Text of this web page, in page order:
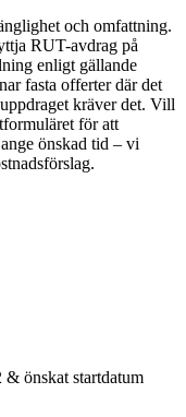
och omfattning.
RUT-avdrag på
enligt gällande
fasta offerter där det
kräver det. Vill
för att
önskad tid – vi
& önskat startdatum